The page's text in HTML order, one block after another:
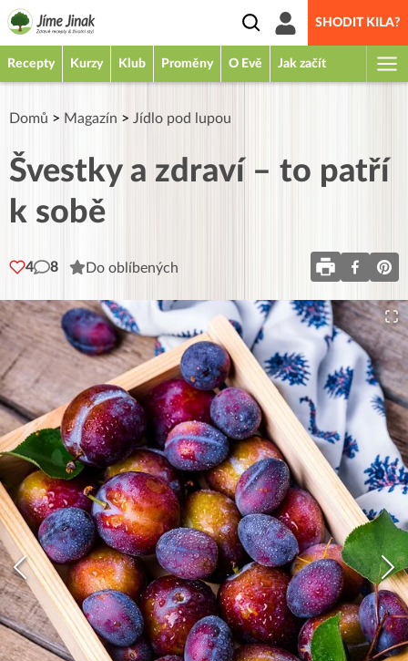
SHODIT KILA?
Recepty Kurzy Klub Proměny O Evě Jak začít
Domů > Magazín > Jídlo pod lupou
Švestky a zdraví – to patří
k sobě
4 8 Do oblíbených